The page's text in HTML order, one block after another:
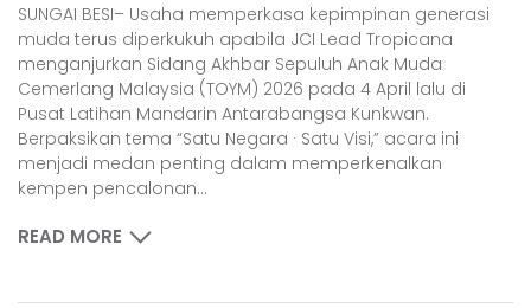
SUNGAI BESI– Usaha memperkasa kepimpinan generasi
muda terus diperkukuh apabila JCI Lead Tropicana
menganjurkan Sidang Akhbar Sepuluh Anak Muda
Cemerlang Malaysia (TOYM) 2026 pada 4 April lalu di
Pusat Latihan Mandarin Antarabangsa Kunkwan.
Berpaksikan tema “Satu Negara · Satu Visi,” acara ini
menjadi medan penting dalam memperkenalkan
kempen pencalonan...
READ MORE